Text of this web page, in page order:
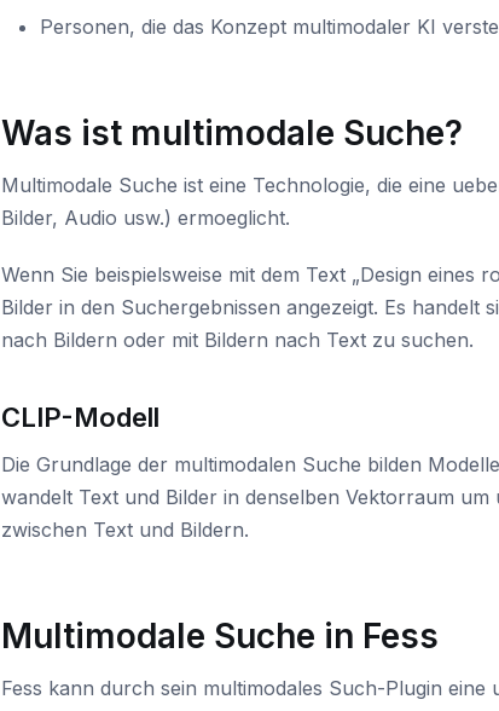
Personen, die das Konzept multimodaler KI
Was ist multimodale Suche?
Multimodale Suche ist eine Technologie, die eine
Bilder, Audio usw.) ermoeglicht.
Wenn Sie beispielsweise mit dem Text „Design
Bilder in den Suchergebnissen angezeigt. Es
nach Bildern oder mit Bildern nach Text zu suchen.
CLIP-Modell
Die Grundlage der multimodalen Suche bilden
wandelt Text und Bilder in denselben Vektorraum
zwischen Text und Bildern.
Multimodale Suche in Fess
Fess kann durch sein multimodales Such-Plugin